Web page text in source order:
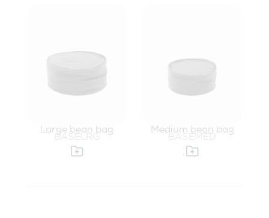
Large bean bag
BASELRG
Medium bean bag
BASEMED